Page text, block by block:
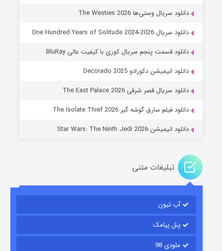
خاندان اژدها فصل ۳
قسمت۶ (زیرنویس) منتشر شد
دانلود سریال وستی‌ها The Westies 2026
دانلود سریال One Hundred Years of Solitude 2024-2026
دانلود قسمت پنجم سریال کوری با کیفیت عالی BluRay
دانلود انیمیشن دکورادو Decorado 2025
دانلود سریال قصر شرقی The East Palace 2026
دانلود فیلم سارق گوشه گیر The Isolate Thief 2026
دانلود انیمیشن Star Wars: The Ninth Jedi 2026
تبلیغات متنی
آپ تیون
پنل پیامک
ملودی 98